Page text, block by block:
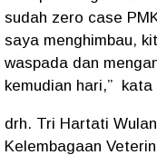
sudah zero case
saya menghimbau,
waspada dan
kemudian hari,” kata
drh. Tri Hartati
Kelembagaan